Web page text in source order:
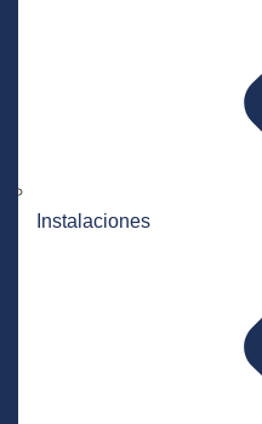
Instalaciones